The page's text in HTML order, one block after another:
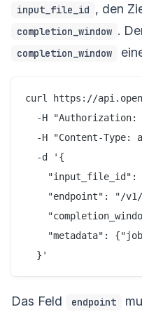
input_file_id , den
completion_window .
completion_window
curl https://
-H "Authorization:
-H "Content-Type:
  -d '{
"input_file_id":
"endpoint": "/
"metadata":
Das Feld endpoint